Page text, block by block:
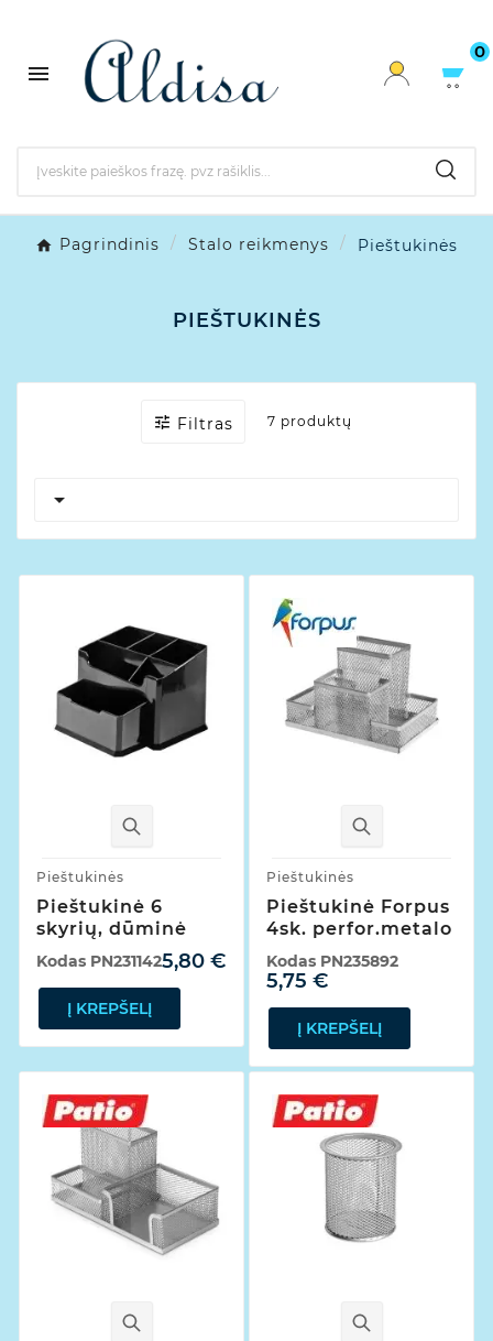

0
Pagrindinis Stalo reikmenys Pieštukinės
PIEŠTUKINĖS
 Filtras 7 produktų

Pieštukinės
Pieštukinė 6
skyrių, dūminė
5,80 €
Kodas PN231142
Į KREPŠELĮ
Pieštukinės
Pieštukinė Forpus
4sk. perfor.metalo
5,75 €
Kodas PN235892
Į KREPŠELĮ